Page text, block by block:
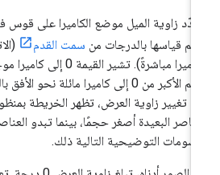
زاوية الميل موضع الكاميرا على قوس فوق
قياسها بالدرجات من سمت القدم
الكاميرا مباشرةً). تشير القيمة
القيم الأكبر من 0 إلى كاميرا مائلة نحو
تغيير زاوية العرض، تظهر الخريطة بمنظور
البعيدة أصغر حجمًا، بينما تبدو العناصر
التوضيحية التالية ذلك.